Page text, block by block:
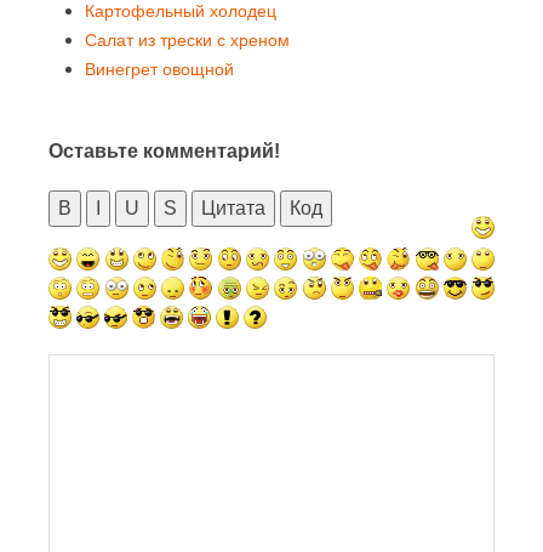
Картофельный холодец
Салат из трески с хреном
Винегрет овощной
Оставьте комментарий!
B U S Цитата Код